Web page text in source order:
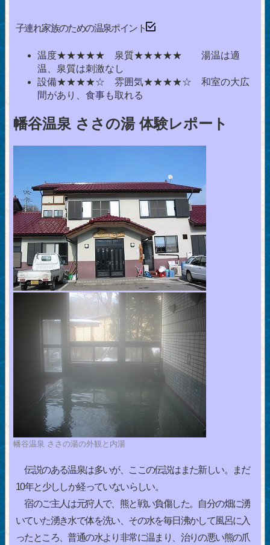
子連れ家族のための温泉ポイント
温度★★★★★ 泉質★★★★★ 湯温は適
温、泉質は刺激なし
設備★★★★☆ 雰囲気★★★★☆ 和室の大広
間があり、食事も取れる
幡谷温泉 ささの湯 体験レポート
幡谷温泉 ささの湯の外観と内湯
伝説のある温泉は多いが、ここの伝説はまた新しい。まだ
10年と少ししか経っていないらしい。
宿のご主人は元狩人で、熊と戦い負傷した。自分の畑に湧
いていた湧き水で体を洗い、その水を毎日沸かして風呂に入
ったところ、普通の水より非常に温まり、治りの悪い熊の爪